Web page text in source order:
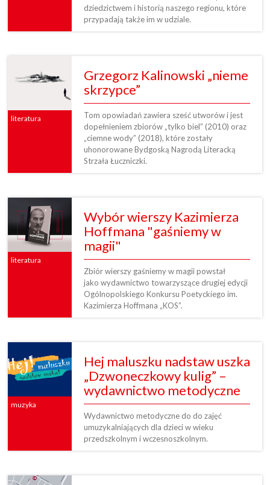
dziedzictwem i historią naszego regionu, które
przypadają także im w udziale.
literatura
Grzegorz Kalinowski „nieme
skrzypce”
Tom opowiadań zawiera sześć utworów i jest
dopełnieniem zbiorów „tylko biel” (2010) oraz
„ciemne wody” (2018), które zostały
uhonorowane Bydgoską Nagrodą Literacką
Strzała Łuczniczki.
literatura
Wybór wierszy Kazimierza
Hoffmana "gaśniemy w
magii"
Zbiór wierszy gaśniemy w magii powstał
jako wydawnictwo towarzyszące drugiej edycji
Ogólnopolskiego Konkursu Poetyckiego im.
Kazimierza Hoffmana „KOS”.
muzyka
Hej maluszku nadstaw uszka
„Dzwoneczkowy kulig” –
wydawnictwo metodyczne
Wydawnictwo metodyczne do do zajęć
umuzykalniających dla dzieci w wieku
przedszkolnym i wczesnoszkolnym.